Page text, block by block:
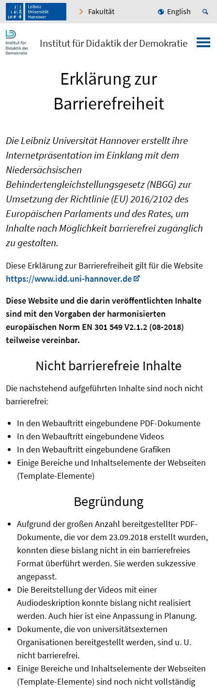
Fakultät English
Institut für Didaktik der Demokratie
Erklärung zur
Barrierefreiheit
Die Leibniz Universität Hannover erstellt ihre
Internetpräsentation im Einklang mit dem
Niedersächsischen
Behindertengleichstellungsgesetz (NBGG) zur
Umsetzung der Richtlinie (EU) 2016/2102 des
Europäischen Parlaments und des Rates, um
Inhalte nach Möglichkeit barrierefrei zugänglich
zu gestalten.
Diese Erklärung zur Barrierefreiheit gilt für die Website
https://www.idd.uni-hannover.de
Diese Website und die darin veröffentlichten Inhalte
sind mit den Vorgaben der harmonisierten
europäischen Norm EN 301 549 V2.1.2 (08-2018)
teilweise vereinbar.
Nicht barrierefreie Inhalte
Die nachstehend aufgeführten Inhalte sind noch nicht
barrierefrei:
In den Webauftritt eingebundene PDF-Dokumente
In den Webauftritt eingebundene Videos
In den Webauftritt eingebundene Grafiken
Einige Bereiche und Inhaltselemente der Webseiten
(Template-Elemente)
Begründung
Aufgrund der großen Anzahl bereitgestellter PDF-
Dokumente, die vor dem 23.09.2018 erstellt wurden,
konnten diese bislang nicht in ein barrierefreies
Format überführt werden. Sie werden sukzessive
angepasst.
Die Bereitstellung der Videos mit einer
Audiodeskription konnte bislang nicht realisiert
werden. Auch hier ist eine Anpassung in Planung.
Dokumente, die von universitätsexternen
Organisationen bereitgestellt werden, sind u. U.
nicht barrierefrei.
Einige Bereiche und Inhaltselemente der Webseiten
(Template-Elemente) sind noch nicht vollständig